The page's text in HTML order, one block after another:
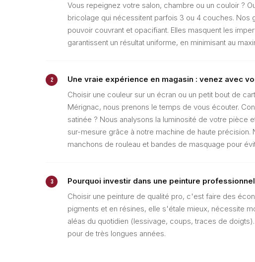
Vous repeignez votre salon, chambre ou un couloir ?
bricolage qui nécessitent parfois 3 ou 4 couches.
pouvoir couvrant et opacifiant. Elles masquent les
garantissent un résultat uniforme, en minimisant au
2
Une vraie expérience en magasin : venez avec
Choisir une couleur sur un écran ou un petit bout de
Mérignac, nous prenons le temps de vous écouter.
satinée ? Nous analysons la luminosité de votre pièce
sur-mesure grâce à notre machine de haute
manchons de rouleau et bandes de masquage pour
3
Pourquoi investir dans une peinture
Choisir une peinture de qualité pro, c'est faire des
pigments et en résines, elle s'étale mieux, nécessite
aléas du quotidien (lessivage, coups, traces de
pour de très longues années.